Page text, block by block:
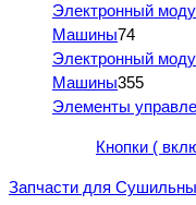
Электронный
Машины74
Электронный
Машины355
Элементы
Кнопки (
Запчасти для